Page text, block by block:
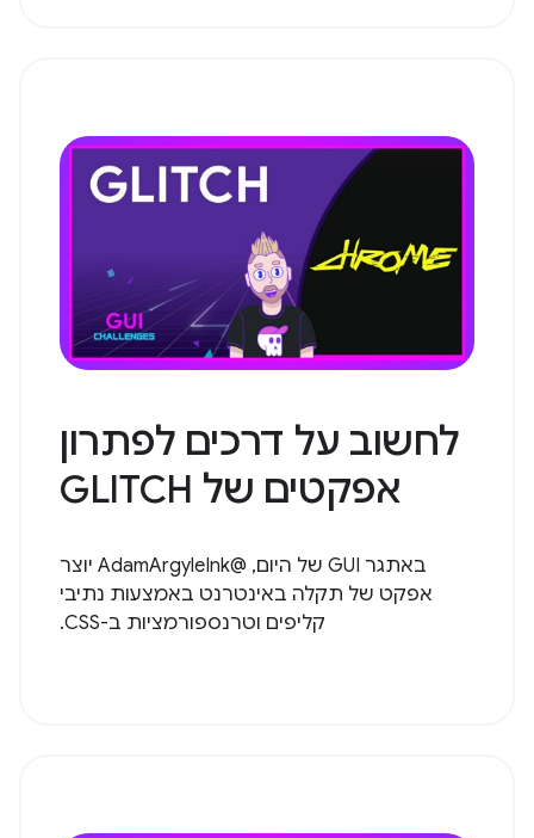
לחשוב על דרכים לפתרון
אפקטים של GLITCH
באתגר GUI של היום, @AdamArgyleInk יוצר
אפקט של תקלה באינטרנט באמצעות נתיבי
קליפים וטרנספורמציות ב-CSS.